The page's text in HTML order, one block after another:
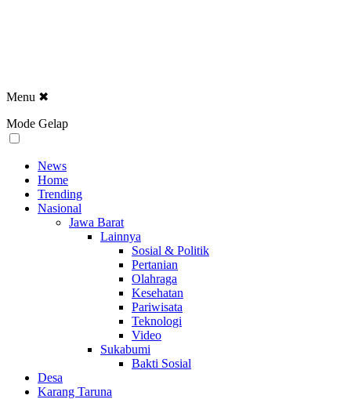
Menu ✖
Mode Gelap
News
Home
Trending
Nasional
Jawa Barat
Lainnya
Sosial & Politik
Pertanian
Olahraga
Kesehatan
Pariwisata
Teknologi
Video
Sukabumi
Bakti Sosial
Desa
Karang Taruna